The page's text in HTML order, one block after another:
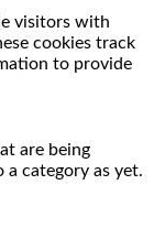
visitors with
cookies track
to provide
are being
a category as yet.